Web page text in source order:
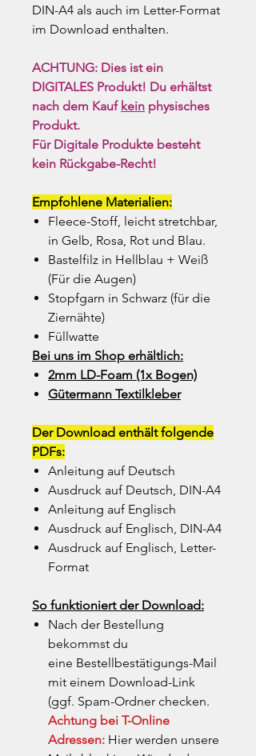
DIN-A4 als auch im Letter-Format
im Download enthalten.
ACHTUNG: Dies ist ein
DIGITALES Produkt! Du erhältst
nach dem Kauf kein physisches
Produkt.
Für Digitale Produkte besteht
kein Rückgabe-Recht!
Empfohlene Materialien:
Fleece-Stoff, leicht stretchbar,
in Gelb, Rosa, Rot und Blau.
Bastelfilz in Hellblau + Weiß
(Für die Augen)
Stopfgarn in Schwarz (für die
Ziernähte)
Füllwatte
Bei uns im Shop erhältlich:
2mm LD-Foam (1x Bogen)
Gütermann Textilkleber
Der Download enthält folgende
PDFs:
Anleitung auf Deutsch
Ausdruck auf Deutsch, DIN-A4
Anleitung auf Englisch
Ausdruck auf Englisch, DIN-A4
Ausdruck auf Englisch, Letter-
Format
So funktioniert der Download:
Nach der Bestellung
bekommst du
eine Bestellbestätigungs-Mail
mit einem Download-Link
(ggf. Spam-Ordner checken.
Achtung bei T-Online
Adressen: Hier werden unsere